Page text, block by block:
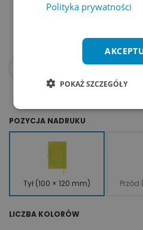
zł
POZYCJA NADRUKU
Tył (100 × 120 mm) Przód
LICZBA KOLORÓW
Polityka prywatności
POKAŻ SZCZEGÓŁY